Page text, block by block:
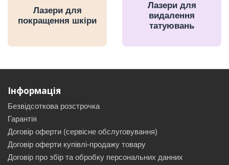
Лазери для
покращення шкіри
Лазери для
видалення
татуювань
Інформація
Безвідсоткова розстрочка
Гарантія
Договір оферти (сервісне обслуговування)
Договір оферти купівлі-продажу товару
Договір про збір та обробку персональних данних